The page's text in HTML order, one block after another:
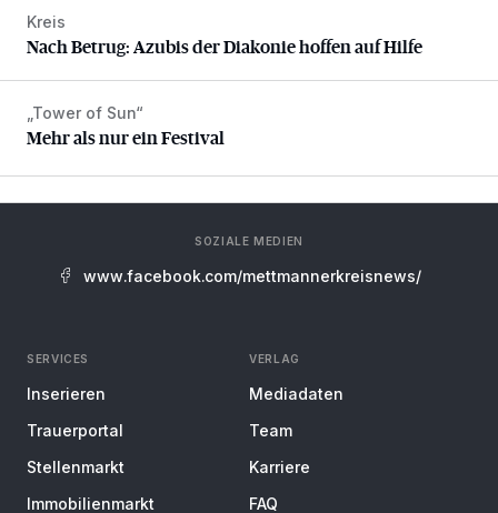
Nach Betrug: Azubis der Diakonie hoffen auf Hilfe
Kreis
Nach Betrug: Azubis der Diakonie hoffen auf Hilfe
Mehr als nur ein Festival
„Tower of Sun“
Mehr als nur ein Festival
SOZIALE MEDIEN
www.facebook.com/mettmannerkreisnews/
SERVICES
Inserieren
Trauerportal
Stellenmarkt
Immobilienmarkt
VERLAG
Mediadaten
Team
Karriere
FAQ